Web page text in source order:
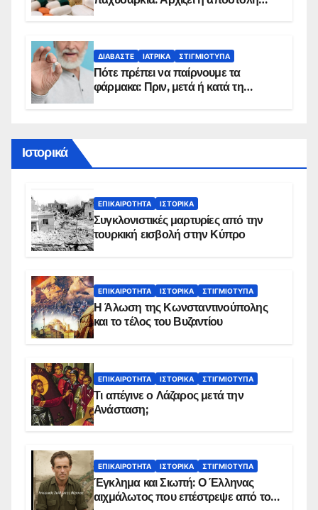
ΔΙΑΒΆΣΤΕ ΙΑΤΡΙΚΆ ΣΤΙΓΜΙΌΤΥΠΑ
Πότε πρέπει να παίρνουμε τα
φάρμακα: Πριν, μετά ή κατά τη
Ιστορικά
ΕΠΙΚΑΙΡΌΤΗΤΑ ΙΣΤΟΡΙΚΆ
Συγκλονιστικές μαρτυρίες από την
τουρκική εισβολή στην Κύπρο
ΕΠΙΚΑΙΡΌΤΗΤΑ ΙΣΤΟΡΙΚΆ ΣΤΙΓΜΙΌΤΥΠΑ
Η Άλωση της Κωνσταντινούπολης
και το τέλος του Βυζαντίου
ΕΠΙΚΑΙΡΌΤΗΤΑ ΙΣΤΟΡΙΚΆ ΣΤΙΓΜΙΌΤΥΠΑ
Τι απέγινε ο Λάζαρος μετά την
Ανάσταση;
ΕΠΙΚΑΙΡΌΤΗΤΑ ΙΣΤΟΡΙΚΆ ΣΤΙΓΜΙΌΤΥΠΑ
Έγκλημα και Σιωπή: Ο Έλληνας
αιχμάλωτος που επέστρεψε από το